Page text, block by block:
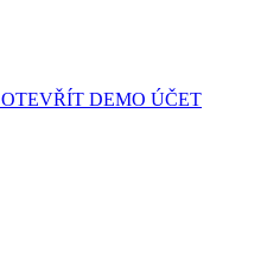
OTEVŘÍT DEMO ÚČET